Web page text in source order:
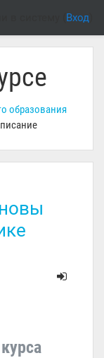
Вход
образования